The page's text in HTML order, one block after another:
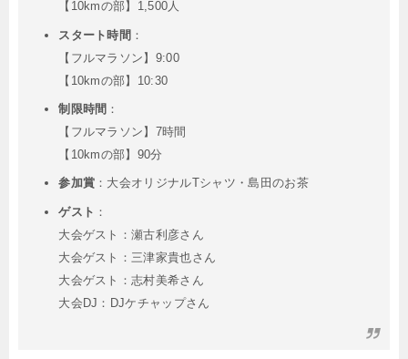
【10kmの部】1,500人
スタート時間 ：
【フルマラソン】9:00
【10kmの部】10:30
制限時間 ：
【フルマラソン】7時間
【10kmの部】90分
参加賞 ： 大会オリジナルTシャツ・島田のお茶
ゲスト ：
大会ゲスト：瀬古利彦さん
大会ゲスト：三津家貴也さん
大会ゲスト：志村美希さん
大会DJ：DJケチャップさん